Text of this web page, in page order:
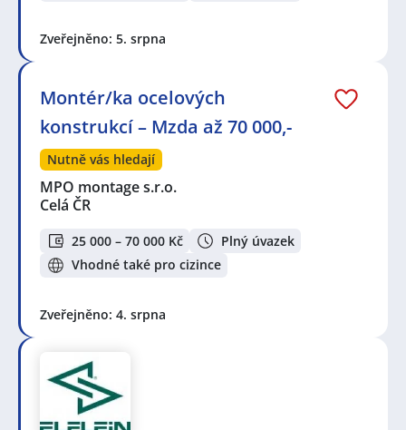
Zveřejněno: 5. srpna
Montér/ka ocelových
konstrukcí – Mzda až 70 000,-
Nutně vás hledají
MPO montage s.r.o.
Celá ČR
25 000 – 70 000 Kč
Plný úvazek
Vhodné také pro cizince
Zveřejněno: 4. srpna